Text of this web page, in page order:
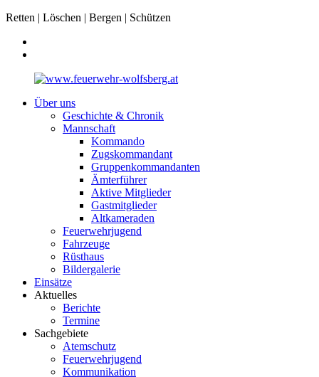
Retten | Löschen | Bergen | Schützen
Über uns
Geschichte & Chronik
Mannschaft
Kommando
Zugskommandant
Gruppenkommandanten
Ämterführer
Aktive Mitglieder
Gastmitglieder
Altkameraden
Feuerwehrjugend
Fahrzeuge
Rüsthaus
Bildergalerie
Einsätze
Aktuelles
Berichte
Termine
Sachgebiete
Atemschutz
Feuerwehrjugend
Kommunikation